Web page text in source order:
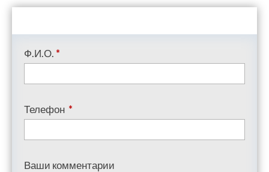
Ф.И.О. *
Телефон *
Ваши комментарии